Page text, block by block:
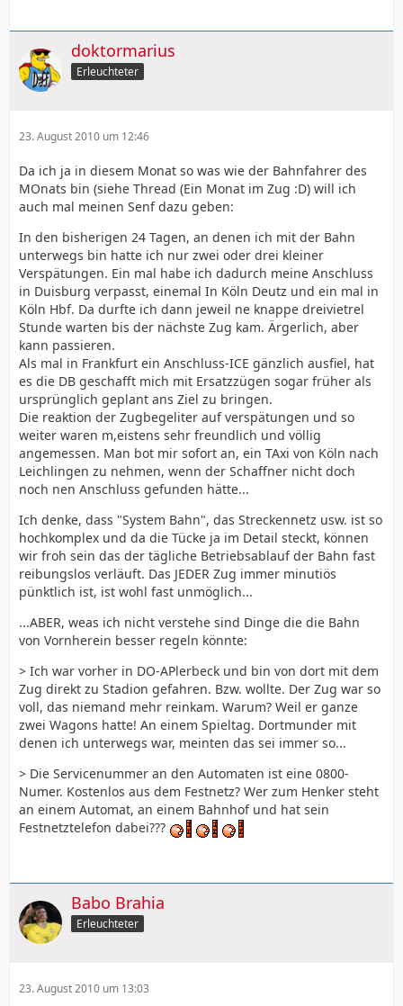
doktormarius
Erleuchteter
23. August 2010 um 12:46
Da ich ja in diesem Monat so was wie der Bahnfahrer des
MOnats bin (siehe Thread (Ein Monat im Zug :D) will ich
auch mal meinen Senf dazu geben:
In den bisherigen 24 Tagen, an denen ich mit der Bahn
unterwegs bin hatte ich nur zwei oder drei kleiner
Verspätungen. Ein mal habe ich dadurch meine Anschluss
in Duisburg verpasst, einemal In Köln Deutz und ein mal in
Köln Hbf. Da durfte ich dann jeweil ne knappe dreivietrel
Stunde warten bis der nächste Zug kam. Ärgerlich, aber
kann passieren.
Als mal in Frankfurt ein Anschluss-ICE gänzlich ausfiel, hat
es die DB geschafft mich mit Ersatzzügen sogar früher als
ursprünglich geplant ans Ziel zu bringen.
Die reaktion der Zugbegeliter auf verspätungen und so
weiter waren m,eistens sehr freundlich und völlig
angemessen. Man bot mir sofort an, ein TAxi von Köln nach
Leichlingen zu nehmen, wenn der Schaffner nicht doch
noch nen Anschluss gefunden hätte...
Ich denke, dass "System Bahn", das Streckennetz usw. ist so
hochkomplex und da die Tücke ja im Detail steckt, können
wir froh sein das der tägliche Betriebsablauf der Bahn fast
reibungslos verläuft. Das JEDER Zug immer minutiös
pünktlich ist, ist wohl fast unmöglich...
...ABER, weas ich nicht verstehe sind Dinge die die Bahn
von Vornherein besser regeln könnte:
> Ich war vorher in DO-APlerbeck und bin von dort mit dem
Zug direkt zu Stadion gefahren. Bzw. wollte. Der Zug war so
voll, das niemand mehr reinkam. Warum? Weil er ganze
zwei Wagons hatte! An einem Spieltag. Dortmunder mit
denen ich unterwegs war, meinten das sei immer so...
> Die Servicenummer an den Automaten ist eine 0800-
Numer. Kostenlos aus dem Festnetz? Wer zum Henker steht
an einem Automat, an einem Bahnhof und hat sein
Festnetztelefon dabei???
Babo Brahia
Erleuchteter
23. August 2010 um 13:03